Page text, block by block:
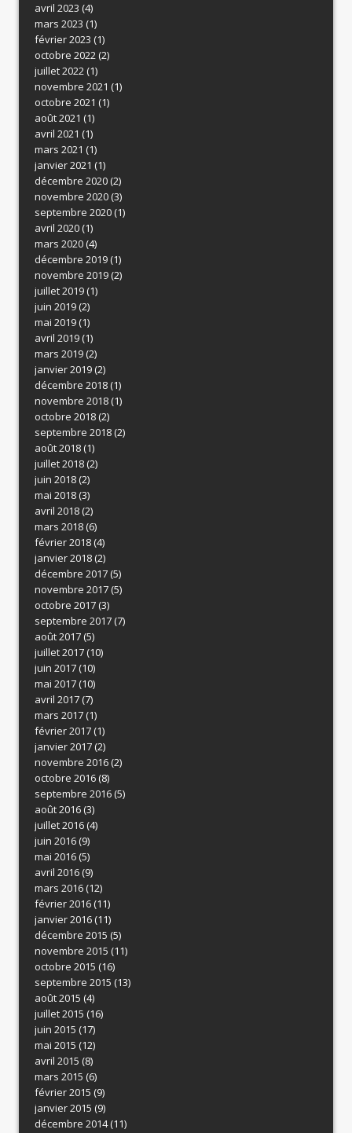
avril 2023 (4)
mars 2023 (1)
février 2023 (1)
octobre 2022(2)
juillet 2022(1)
novembre 2021 (1)
octobre 2021 (1)
août 2021 (1)
avril 2021 (1)
mars 2021 (1)
janvier 2021 (1)
décembre 2020(2)
novembre 2020(3)
septembre 2020(1)
avril 2020(1)
mars 2020(4)
décembre 2019(1)
novembre 2019(2)
juillet 2019(1)
juin 2019(2)
mai 2019(1)
avril 2019(1)
mars 2019(2)
janvier 2019(2)
décembre 2018(1)
novembre 2018(1)
octobre 2018(2)
septembre 2018(2)
août 2018(1)
juillet 2018(2)
juin 2018(2)
mai 2018(3)
avril 2018(2)
mars 2018(6)
février 2018(4)
janvier 2018(2)
décembre 2017(5)
novembre 2017(5)
octobre 2017(3)
septembre 2017(7)
août 2017(5)
juillet 2017(10)
juin 2017(10)
mai 2017(10)
avril 2017(7)
mars 2017(1)
février 2017(1)
janvier 2017(2)
novembre 2016(2)
octobre 2016(8)
septembre 2016(5)
août 2016(3)
juillet 2016(4)
juin 2016(9)
mai 2016(5)
avril 2016(9)
mars 2016(12)
février 2016(11)
janvier 2016(11)
décembre 2015 (5)
novembre 2015 (11)
octobre 2015 (16)
septembre 2015 (13)
août 2015 (4)
juillet 2015 (16)
juin 2015 (17)
mai 2015 (12)
avril 2015 (8)
mars 2015 (6)
février 2015 (9)
janvier 2015 (9)
décembre 2014(11)